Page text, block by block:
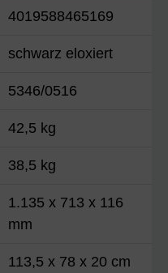
4019588465169
schwarz eloxiert
5346/0516
42,5 kg
38,5 kg
1.135 x 713 x 116
mm
113,5 x 78 x 20 cm